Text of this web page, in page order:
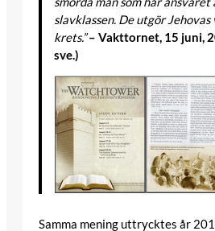
slavklassen. De utgör
krets.”– Vakttornet, 15 juni,
sve.)
Samma mening uttrycktes år